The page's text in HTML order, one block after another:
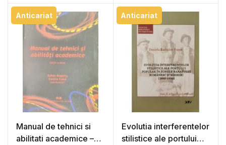
Marian Voicu, Catalin
Gombos (Ed.)
Anticariat
Manual de tehnici si
abilitati academice –
Anticariat
Evolutia interferentelor
stilistice ale portului